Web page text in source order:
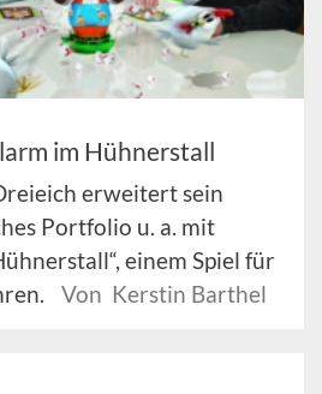
im Hühnerstall
erweitert sein
Portfolio u. a. mit
einem Spiel für
Von Kerstin Barthel